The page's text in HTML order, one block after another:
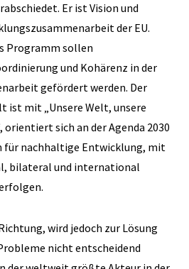
Er ist Vision und
der EU.
Programm sollen
und Kohärenz in der
gefördert werden. Der
ist mit „Unsere Welt, unsere
orientiert sich an der Agenda 2030
für nachhaltige Entwicklung, mit
bilateral und international
wird jedoch zur Lösung
nicht entscheidend